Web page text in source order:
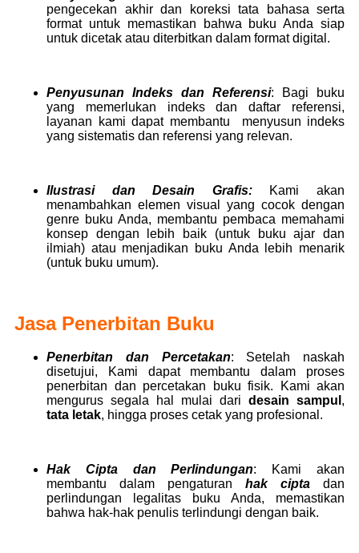
pengecekan akhir dan koreksi tata bahasa serta
format untuk memastikan bahwa buku Anda siap
untuk dicetak atau diterbitkan dalam format digital.
Penyusunan Indeks dan Referensi: Bagi buku
yang memerlukan indeks dan daftar referensi,
layanan kami dapat membantu menyusun indeks
yang sistematis dan referensi yang relevan.
Ilustrasi dan Desain Grafis:Kami akan
menambahkan elemen visual yang cocok dengan
genre buku Anda, membantu pembaca memahami
konsep dengan lebih baik (untuk buku ajar dan
ilmiah) atau menjadikan buku Anda lebih menarik
(untuk buku umum).
Jasa Penerbitan Buku
Penerbitan dan Percetakan: Setelah naskah
disetujui, Kami dapat membantu dalam proses
penerbitan dan percetakan buku fisik. Kami akan
mengurus segala hal mulai dari desain sampul ,
tata letak, hingga proses cetak yang profesional.
Hak Cipta dan Perlindungan: Kami akan
membantu dalam pengaturan hak cipta dan
perlindungan legalitas buku Anda, memastikan
bahwa hak-hak penulis terlindungi dengan baik.